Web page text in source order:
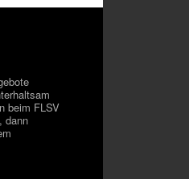
beim FLSV
dann